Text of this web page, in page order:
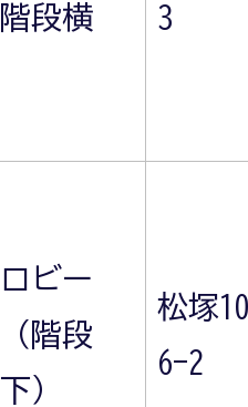
階段横
3
ロビー
（階段
下）
松塚
6-2